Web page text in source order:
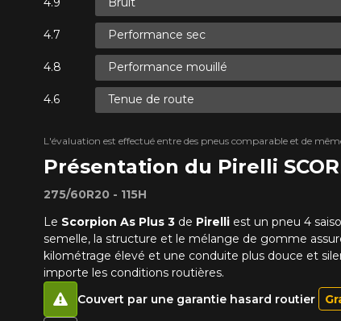
Présentation du Pirelli
275/60R20 - 115H
Le Scorpion As Plus 3de Pirelliest un pneu 4
semelle, la structure et le mélange de gomme
kilométrage élevé et une conduite plus douce et
importe les conditions routières.
Performance sec
Performance mouillé
Tenue de route
L'évaluation est effectué entre des pneus comparable et de
Couvert par une garantie hasard routier